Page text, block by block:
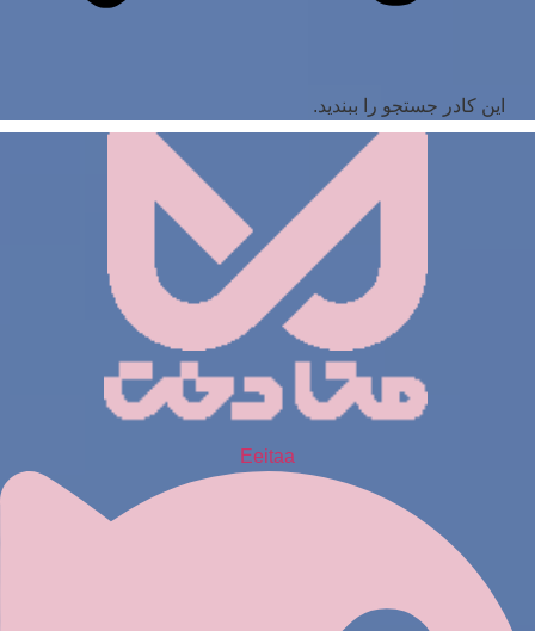
این کادر جستجو را ببندید.
Eeitaa